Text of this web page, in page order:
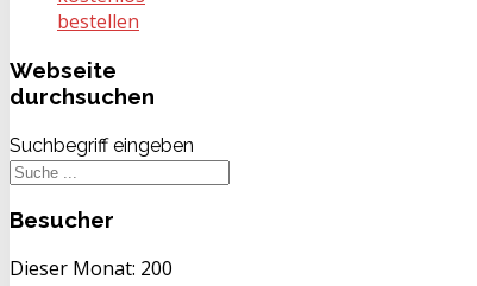
bestellen
Webseite
durchsuchen
Suchbegriff eingeben
Besucher
Dieser Monat: 200